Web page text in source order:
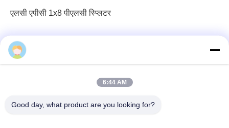
एलसी एपीसी 1x8 पीएलसी स्प्लिटर
3F, ब्लॉक #7, जीएस पार्क, वुहे ब्लाव, गुआनलन लॉन्गहुआ, शेन्ज़ेन चीन
ईमेल: fanny@opticking.com
6:44 AM
Good day, what product are you looking for?